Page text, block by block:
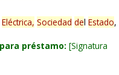
Eléctrica, Sociedad del Estado,
préstamo: Signatura